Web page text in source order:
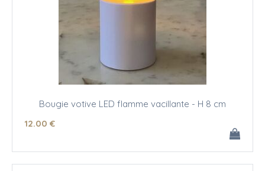
Bougie votive LED flamme vacillante - H 8 cm
12.00 €